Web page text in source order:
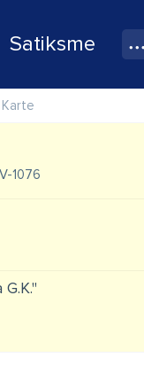
Satiksme
Karte
1076